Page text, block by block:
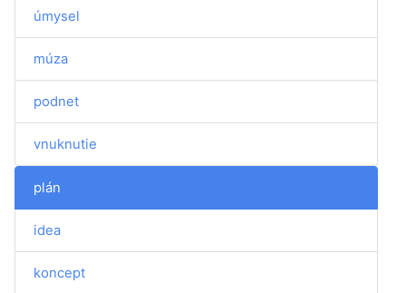
úmysel
múza
podnet
vnuknutie
plán
idea
koncept